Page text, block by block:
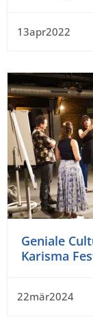
13apr2022
Geniale
Karisma
22mär2024